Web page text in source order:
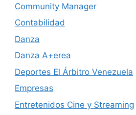
Community Manager
Contabilidad
Danza
Danza A+erea
Deportes El Árbitro Venezuela
Empresas
Entretenidos Cine y Streaming